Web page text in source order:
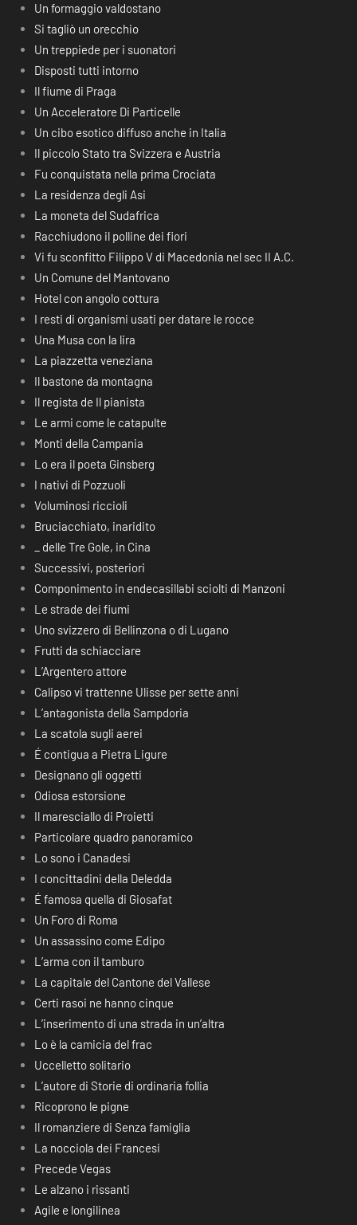
Un formaggio valdostano
Si tagliò un orecchio
Un treppiede per i suonatori
Disposti tutti intorno
Il fiume di Praga
Un Acceleratore Di Particelle
Un cibo esotico diffuso anche in Italia
Il piccolo Stato tra Svizzera e Austria
Fu conquistata nella prima Crociata
La residenza degli Asi
La moneta del Sudafrica
Racchiudono il polline dei fiori
Vi fu sconfitto Filippo V di Macedonia nel sec II A.C.
Un Comune del Mantovano
Hotel con angolo cottura
I resti di organismi usati per datare le rocce
Una Musa con la lira
La piazzetta veneziana
Il bastone da montagna
Il regista de Il pianista
Le armi come le catapulte
Monti della Campania
Lo era il poeta Ginsberg
I nativi di Pozzuoli
Voluminosi riccioli
Bruciacchiato, inaridito
_ delle Tre Gole, in Cina
Successivi, posteriori
Componimento in endecasillabi sciolti di Manzoni
Le strade dei fiumi
Uno svizzero di Bellinzona o di Lugano
Frutti da schiacciare
L’Argentero attore
Calipso vi trattenne Ulisse per sette anni
L’antagonista della Sampdoria
La scatola sugli aerei
É contigua a Pietra Ligure
Designano gli oggetti
Odiosa estorsione
Il maresciallo di Proietti
Particolare quadro panoramico
Lo sono i Canadesi
I concittadini della Deledda
É famosa quella di Giosafat
Un Foro di Roma
Un assassino come Edipo
L’arma con il tamburo
La capitale del Cantone del Vallese
Certi rasoi ne hanno cinque
L’inserimento di una strada in un’altra
Lo è la camicia del frac
Uccelletto solitario
L’autore di Storie di ordinaria follia
Ricoprono le pigne
Il romanziere di Senza famiglia
La nocciola dei Francesi
Precede Vegas
Le alzano i rissanti
Agile e longilinea